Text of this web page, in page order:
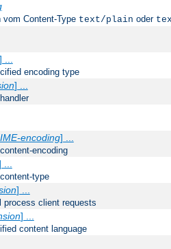
vom Content-Type text/plain oder
...
encoding type
] ...
encoding] ...
encoding
...
type
] ...
process client requests
] ...
content language